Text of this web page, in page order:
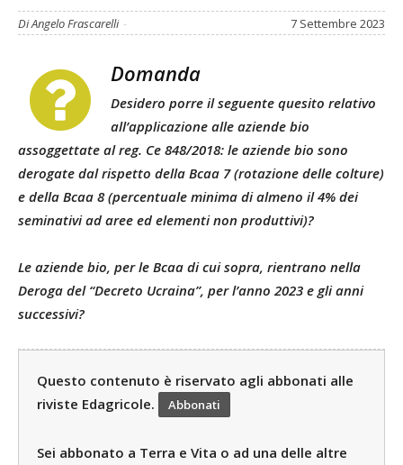
Di Angelo Frascarelli - 7 Settembre 2023
Domanda
Desidero porre il seguente quesito relativo
all’applicazione alle aziende bio
assoggettate al reg. Ce 848/2018: le aziende bio sono
derogate dal rispetto della Bcaa 7 (rotazione delle colture)
e della Bcaa 8 (percentuale minima di almeno il 4% dei
seminativi ad aree ed elementi non produttivi)?
Le aziende bio, per le Bcaa di cui sopra, rientrano nella
Deroga del “Decreto Ucraina”, per l’anno 2023 e gli anni
successivi?
Questo contenuto è riservato agli abbonati alle
riviste Edagricole.
Abbonati
Sei abbonato a Terra e Vita o ad una delle altre